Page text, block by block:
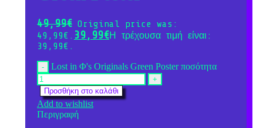
49,99€ Original price was:
49,99€. 39,99€Η τρέχουσα τιμή είναι:
39,99€.
Lost in Φ's Originals Green Poster ποσότητα
Προσθήκη στο καλάθι
Add to wishlist
Περιγραφή